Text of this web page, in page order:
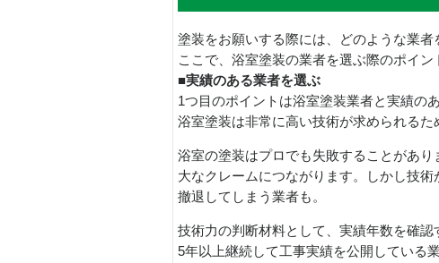
塗装をお願いする際には、どのような業者
ここで、浴室塗装の業者を選ぶ際のポイン
■実績のある業者を選ぶ
1つ目のポイントは浴室塗装業者と実績の
浴室塗装は非常に高い技術が求められるた
浴室の塗装はプロでも失敗することがあ
大なクレームにつながります。しかし技
撤退してしまう業者も。
技術力の判断材料として、実績年数を確認
5年以上継続して工事実績を公開している